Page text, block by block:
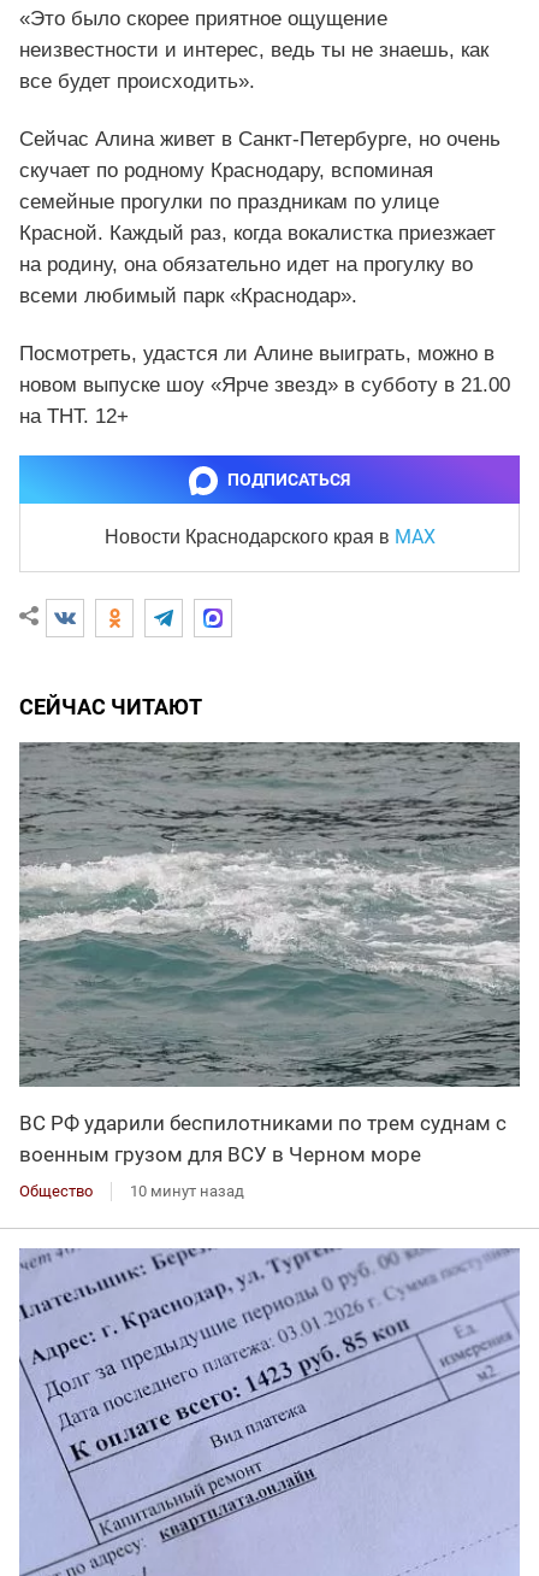
«Это было скорее приятное ощущение
неизвестности и интерес, ведь ты не знаешь, как
все будет происходить».
Сейчас Алина живет в Санкт-Петербурге, но очень
скучает по родному Краснодару, вспоминая
семейные прогулки по праздникам по улице
Красной. Каждый раз, когда вокалистка приезжает
на родину, она обязательно идет на прогулку во
всеми любимый парк «Краснодар».
Посмотреть, удастся ли Алине выиграть, можно в
новом выпуске шоу «Ярче звезд» в субботу в 21.00
на ТНТ. 12+
ПОДПИСАТЬСЯ
Новости Краснодарского края в MAX
СЕЙЧАС ЧИТАЮТ
ВС РФ ударили беспилотниками по трем суднам с
военным грузом для ВСУ в Черном море
Общество 10 минут назад